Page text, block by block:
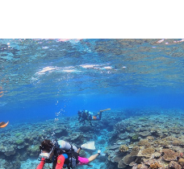
みとし、素潜りは禁止とします
ラの近くでフィンキックなどを
、必ずこれらの事項をお守り
いて
全を最優先とし、可能な限りス